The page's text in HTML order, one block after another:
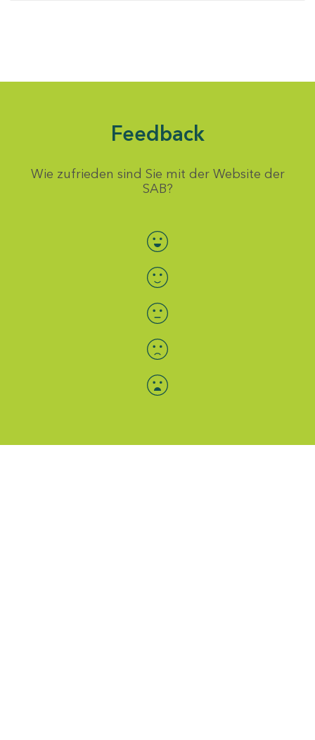
Feedback
Wie zufrieden sind Sie mit der Website der
SAB?
Bewertung auswählen